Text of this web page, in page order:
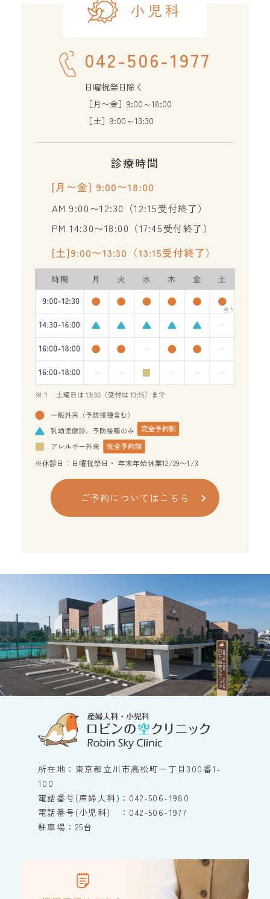
小児科
042-506-1977
日曜祝祭日除く
［月〜金］9:00～18:00
［土］9:00～13:30
診療時間
[月〜金] 9:00〜18:00
AM 9:00〜12:30（12:15受付終了）
PM 14:30〜18:00（17:45受付終了）
[土]9:00〜13:30（13:15受付終了）
※休診日：日曜祝祭日・ 年末年始休業12/29〜1/3
ご予約についてはこちら
所在地：東京都立川市高松町一丁目300番1-
100
電話番号(産婦人科)：042-506-1980
電話番号(小児科) ：042-506-1977
駐車場：25台